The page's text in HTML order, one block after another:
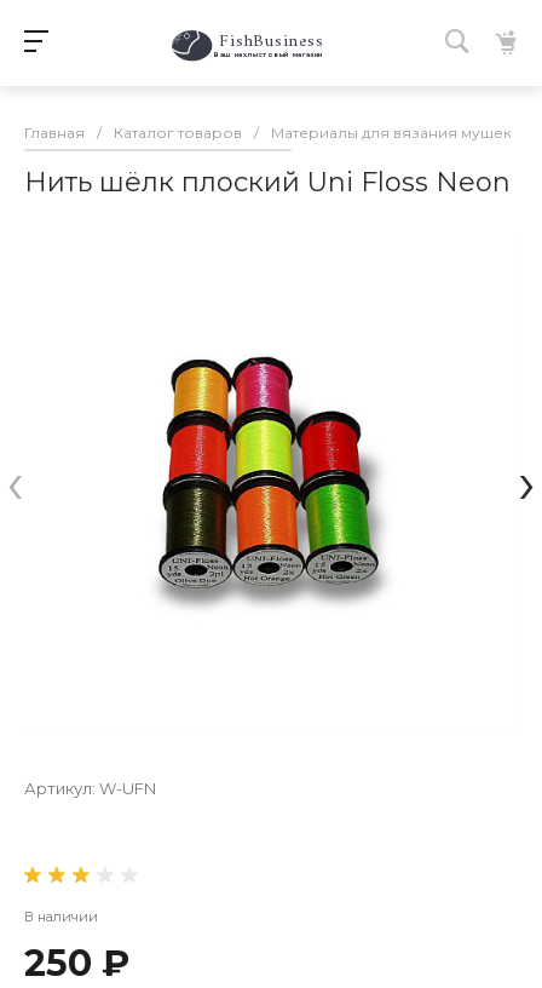
FishBusiness
Ваш нахлыстовый магазин
Главная / Каталог товаров / Материалы для вязания мушек
Нить шёлк плоский Uni Floss Neon
‹ ›
Артикул: W-UFN
В наличии
250 ₽